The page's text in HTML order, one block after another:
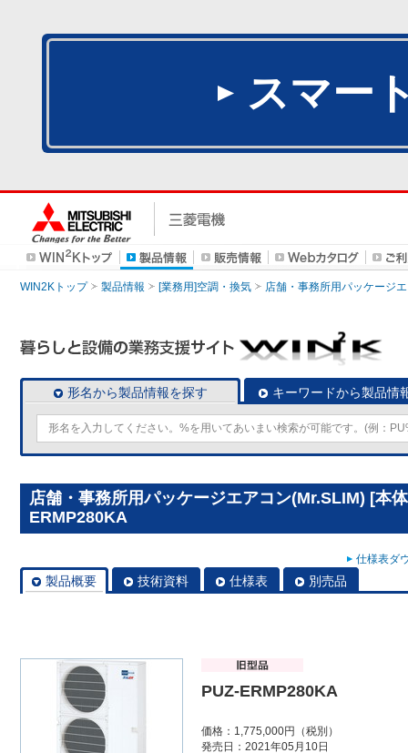
スマー
WIN2Kトップ 製品情報 [業務用]空調・換気 店舗・事務所用パッケージ
形名から製品情報を探す キーワードから製品情
店舗・事務所用パッケージエアコン(Mr.SLIM) [本
ERMP280KA
仕様表ダ
製品概要 技術資料 仕様表 別売品
PUZ-ERMP280KA
価格：1,775,000円（税別）
発売日：2021年05月10日